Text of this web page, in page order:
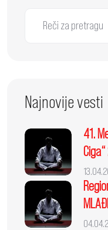
Najnovije vesti
41.